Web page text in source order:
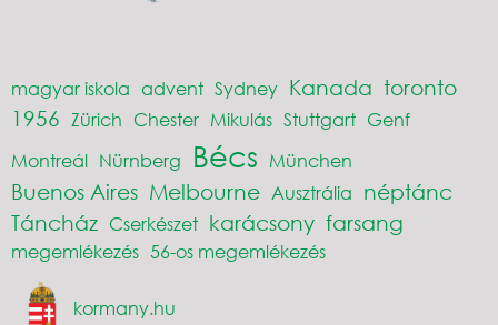
magyar iskola advent Sydney Kanada toronto
1956 Zürich Chester Mikulás Stuttgart Genf
Montreál Nürnberg Bécs München
Buenos Aires Melbourne Ausztrália néptánc
Táncház Cserkészet karácsony farsang
megemlékezés 56-os megemlékezés
kormany.hu